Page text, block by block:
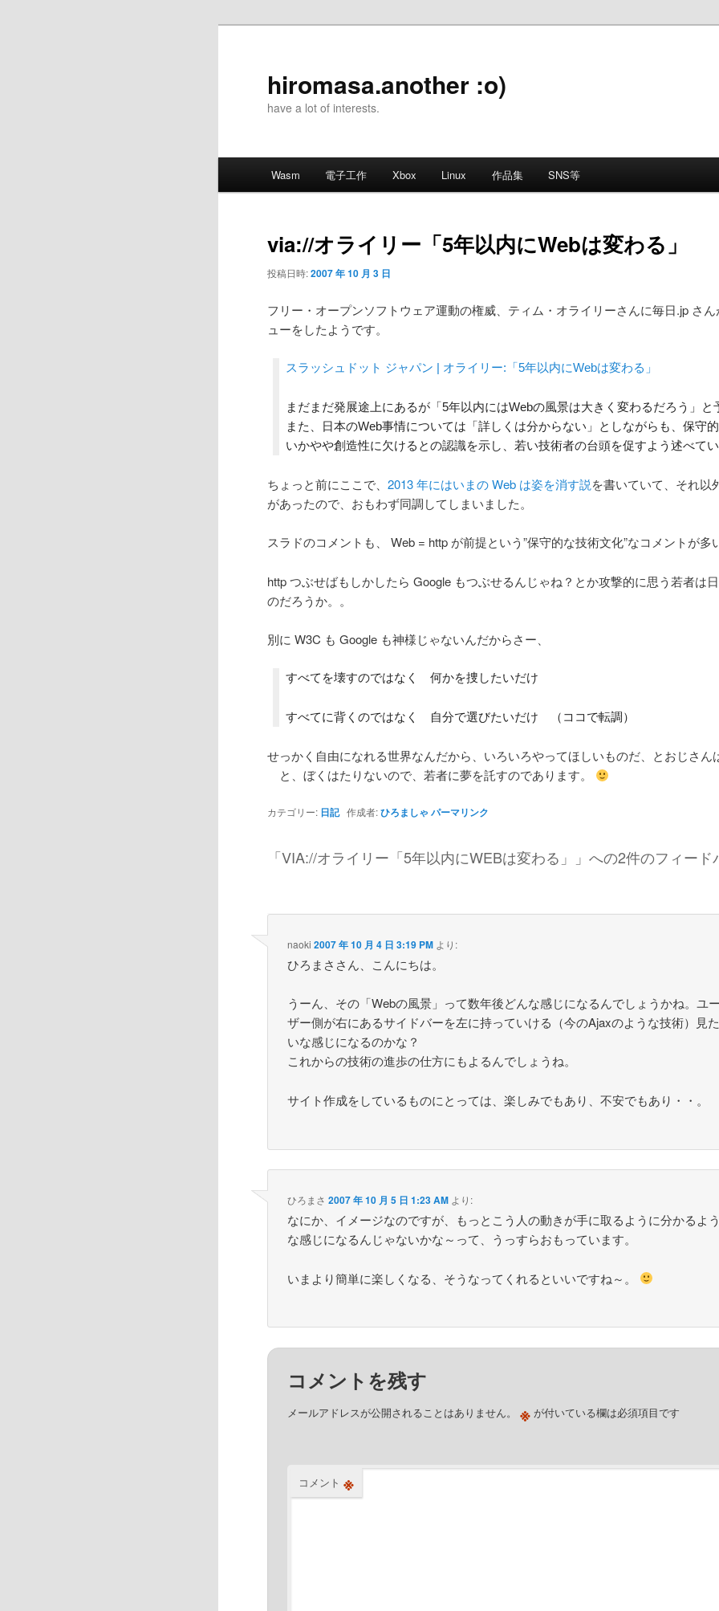
hiromasa.another :o)
have a lot of interests.
Wasm 電子工作 Xbox Linux 作品集 SNS等
via://オライリー「5年以内にWebは変わる」
投稿日時:2007 年 10 月 3 日
フリー・オープンソフトウェア運動の権威、ティム・オライリーさんに毎日.jp さ
ューをしたようです。
スラッシュドット ジャパン | オライリー:「5年以内にWebは変わる」
まだまだ発展途上にあるが「5年以内にはWebの風景は大きく変わるだろう」と
また、日本のWeb事情については「詳しくは分からない」としながらも、保守
いかやや創造性に欠けるとの認識を示し、若い技術者の台頭を促すよう述べて
ちょっと前にここで、 2013 年にはいまの Web は姿を消す説を書いていて、それ以
があったので、おもわず同調してしまいました。
スラドのコメントも、 Web = http が前提という”保守的な技術文化”なコメントが多
http つぶせばもしかしたら Google もつぶせるんじゃね？とか攻撃的に思う若者は
のだろうか。。
別に W3C も Google も神様じゃないんだからさー、
すべてを壊すのではなく 何かを捜したいだけ
すべてに背くのではなく 自分で選びたいだけ （ココで転調）
せっかく自由になれる世界なんだから、いろいろやってほしいものだ、とおじさん
と、ぼくはたりないので、若者に夢を託すのであります。
カテゴリー: 日記作成者:ひろましゃ パーマリンク
「VIA://オライリー「5年以内にWEBは変わる」 」への2件のフィード
naoki 2007 年 10 月 4 日 3:19 PM より:
ひろまささん、こんにちは。
うーん、その「Webの風景」って数年後どんな感じになるんでしょうかね。ユ
ザー側が右にあるサイドバーを左に持っていける（今のAjaxのような技術）見
いな感じになるのかな？
これからの技術の進歩の仕方にもよるんでしょうね。
サイト作成をしているものにとっては、楽しみでもあり、不安でもあり・・。
ひろまさ 2007 年 10 月 5 日 1:23 AM より:
なにか、イメージなのですが、もっとこう人の動きが手に取るように分かるよ
な感じになるんじゃないかな～って、うっすらおもっています。
いまより簡単に楽しくなる、そうなってくれるといいですね～。
コメントを残す
メールアドレスが公開されることはありません。 ※ が付いている欄は必須項目です
コメント ※